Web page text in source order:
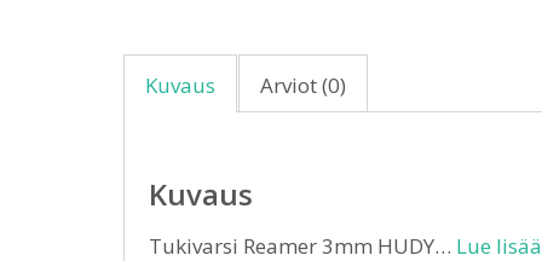
Kuvaus Arviot (0)
Kuvaus
Tukivarsi Reamer 3mm HUDY… Lue